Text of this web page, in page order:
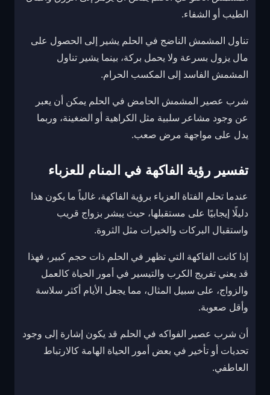
الطيب أو الشفاء.
تناول المشمش الناضج في الحلم يشير إلى الحصول على
مال يزول بسرعة ولا يحمل بركة، بينما يشير تناول
المشمش الفاسد إلى المكسب الحرام.
شرب عصير المشمش الحامض في الحلم يمكن أن يعبر
عن وجود مشاعر سلبية مثل الكراهية أو الضغينة، وربما
يدل على مواجهة مرض صعب.
تفسير رؤية الفاكهة في المنام للعزباء
عندما تحلم الفتاة العزباء برؤية الفاكهة، غالباً ما يكون هذا
دليلًا إيجابيًا على مستقبلها، حيث يبشر بزواج قريب
واستقبال البركات والخيرات مثل الثروة.
إذا كانت الفاكهة التي تظهر في الحلم ذات حجم كبير، فهذا
قد يعني تفريج الكرب والتيسير في أمور الحياة كالعمل
والزواج، على سبيل المثال، مما يجعل الأيام أكثر سلاسة
وأقل صعوبة.
أن شرب عصير الفواكه في الحلم قد يكون إشارة إلى وجود
تحديات أو تأخير في بعض أمور الحياة الهامة كالارتباط
العاطفي.